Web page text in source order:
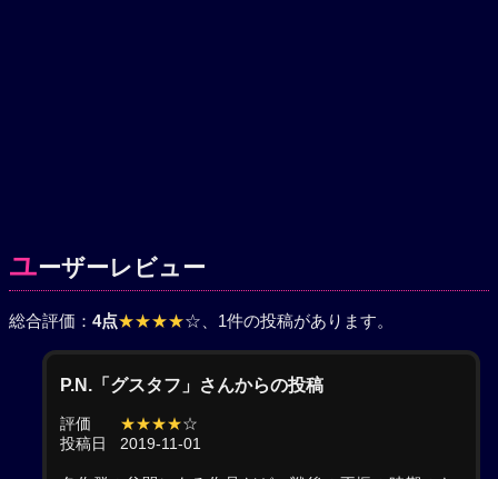
ユーザーレビュー
総合評価： 4点★★★★☆ 、1件の投稿があります。
P.N.「グスタフ」さんからの投稿
評価 ★★★★☆
投稿日
2019-11-01